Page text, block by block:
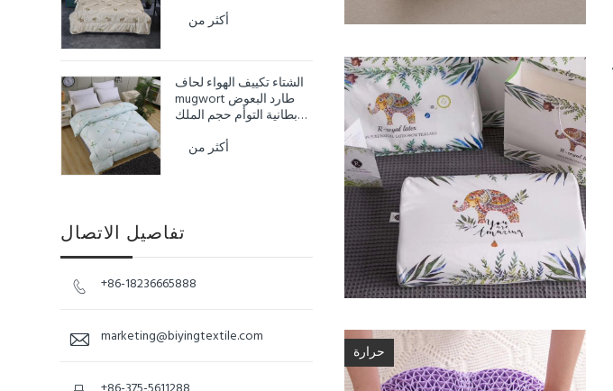
حرارة
أكثر من
الشتاء تكييف الهواء لحاف
mugwort طارد البعوض
بطانية التوأم حجم الملك
أكثر من
تفاصيل الاتصال
 +86-18236665888
 marketing@biyingtextile.com